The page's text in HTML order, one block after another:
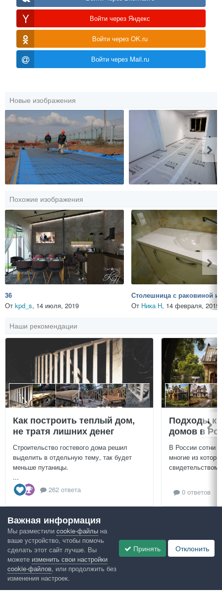
Войти через Яндекс
Войти через OK.ru
Войти через Mail.ru
Новые изображения
Похожие изображения
36
От kpd_s, 14 июля, 2019 От Ника Н, 14 февраля, 2019
Наши рекомендации
Как построить теплый дом,
не тратя лишних денег
Строительство гостевого дома решил
выделить в отдельную тему, так будет
меньше путаницы.
...
262 ответа
Подходы к
домов в
В России сотни
многие из
свидетельством
0 ответов
Посмотреть всё
Google рекомендует
Важная информация
Мы разместили cookie-файлы на
ваше устройство, чтобы помочь
сделать этот сайт лучше. Вы
можете изменить свои настройки
cookie-файлов, или продолжить без
изменения настроек.
Принять Отклонить